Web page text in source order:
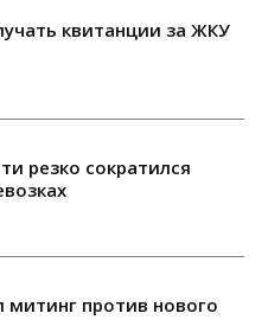
квитанции за ЖКУ
резко сократился
против нового